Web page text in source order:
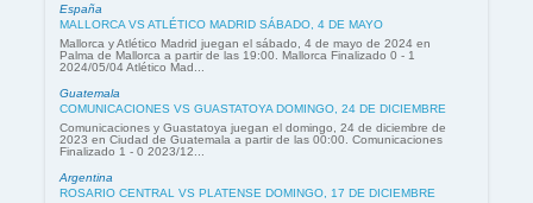
España
MALLORCA VS ATLÉTICO MADRID SÁBADO, 4 DE MAYO
Mallorca y Atlético Madrid juegan el sábado, 4 de mayo de 2024 en
Palma de Mallorca a partir de las 19:00. Mallorca Finalizado 0 - 1
2024/05/04 Atlético Mad...
Guatemala
COMUNICACIONES VS GUASTATOYA DOMINGO, 24 DE DICIEMBRE
Comunicaciones y Guastatoya juegan el domingo, 24 de diciembre de
2023 en Ciudad de Guatemala a partir de las 00:00. Comunicaciones
Finalizado 1 - 0 2023/12...
Argentina
ROSARIO CENTRAL VS PLATENSE DOMINGO, 17 DE DICIEMBRE